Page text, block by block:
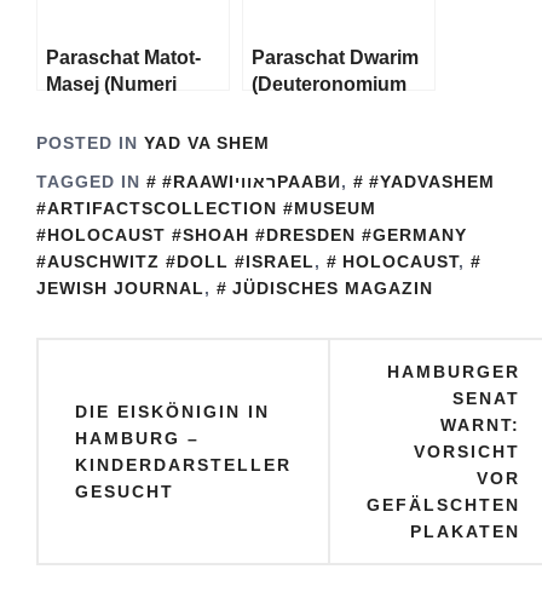
Paraschat Matot-
Masej (Numeri
Landesrabbiner
Paraschat Dwarim
(Deuteronomium
Landesrabbiner
POSTED IN YAD VA SHEM
TAGGED IN
#RAAWIראוויРААВИ,
#YADVASHEM
#ARTIFACTSCOLLECTION #MUSEUM
#HOLOCAUST #SHOAH #DRESDEN #GERMANY
#AUSCHWITZ #DOLL #ISRAEL, HOLOCAUST,
JEWISH JOURNAL, JÜDISCHES MAGAZIN
DIE EISKÖNIGIN IN
HAMBURG –
KINDERDARSTELLER
GESUCHT
HAMBURGER
SENAT
WARNT:
VORSICHT
VOR
GEFÄLSCHTEN
PLAKATEN